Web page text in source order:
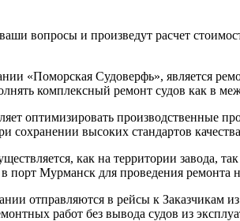
вопросы и произведут расчет
«Поморская Судоверфь», является
комплексный ремонт судов как в
оптимизировать производственные
сохранении высоких стандартов
как на территории
порт Мурманск для проведения ремонта
отправляются в рейсы к
работ без вывода судов из